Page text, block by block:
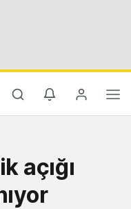
açığı